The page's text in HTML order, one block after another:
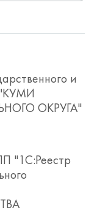
маски
и
и
"КУМИ
ОКРУГА"
"1С:Реестр